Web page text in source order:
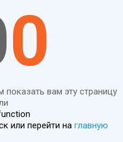
0
вам эту страницу
или перейти на главную